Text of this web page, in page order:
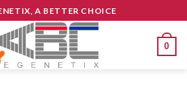
A BETTER CHOICE
0